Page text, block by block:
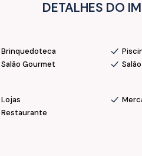
DETALHES DO
Brinquedoteca
Salão Gourmet
Lojas
Restaurante